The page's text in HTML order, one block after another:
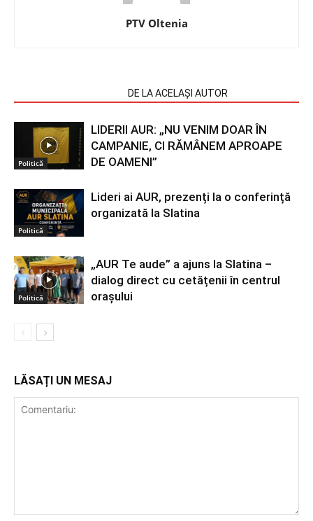
PTV Oltenia
DE LA ACELAȘI AUTOR
Politică
LIDERII AUR: „NU VENIM DOAR ÎN
CAMPANIE, CI RĂMÂNEM APROAPE
DE OAMENI”
Politică
Lideri ai AUR, prezenți la o conferință
organizată la Slatina
Politică
„AUR Te aude” a ajuns la Slatina –
dialog direct cu cetățenii în centrul
orașului
LĂSAȚI UN MESAJ